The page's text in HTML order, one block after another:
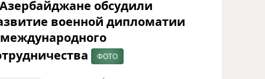
обсудили
военной дипломатии
ФОТО